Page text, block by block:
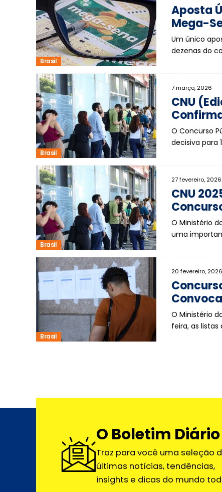
Brasil
Aposta
Mega-
Um único
dezenas do
Brasil
7 março, 2026
CNU
O Concurso
decisiva para
Brasil
27 fevereiro, 2026
CNU
O Ministério
uma
Brasil
20 fevereiro, 2026
O Ministério
feira, as
O Boletim Diário
Traz para você uma seleção
últimas notícias, tendências,
insights e dicas do mundo